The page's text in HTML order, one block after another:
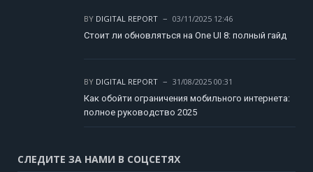
BY DIGITAL REPORT
03/11/2025 12:46
Стоит ли обновляться на One UI 8: полный гайд
BY DIGITAL REPORT
31/08/2025 00:31
Как обойти ограничения мобильного интернета:
полное руководство 2025
СЛЕДИТЕ ЗА НАМИ В СОЦСЕТЯХ